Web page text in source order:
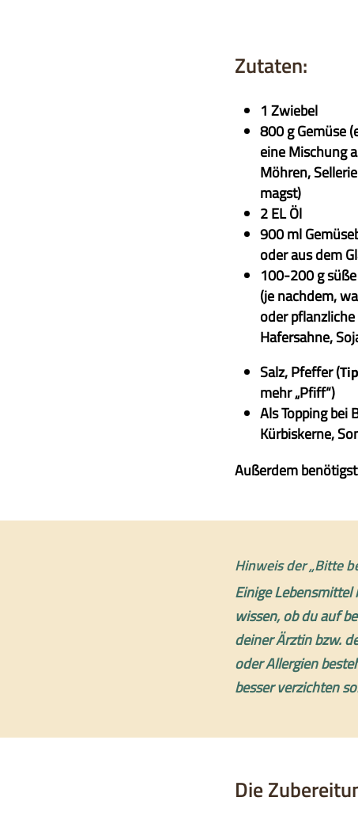
Zutaten:
1 Zwiebel
800 g Gemüse
eine Mischung
Möhren,
magst)
2 EL Öl
900 ml
oder aus dem
100-200 g
(je nachdem,
oder
Hafersahne,
Salz, Pfeffer (
mehr „Pfiff“)
Als Topping bei
Kürbiskerne,
Außerdem
Hinweis der „Bitte
Einige
wissen, ob du auf
deiner Ärztin bzw.
oder Allergien
besser verzichten
Die